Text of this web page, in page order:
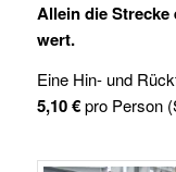
Allein die Strecke
wert.
Eine Hin- und
5,10 €pro Person